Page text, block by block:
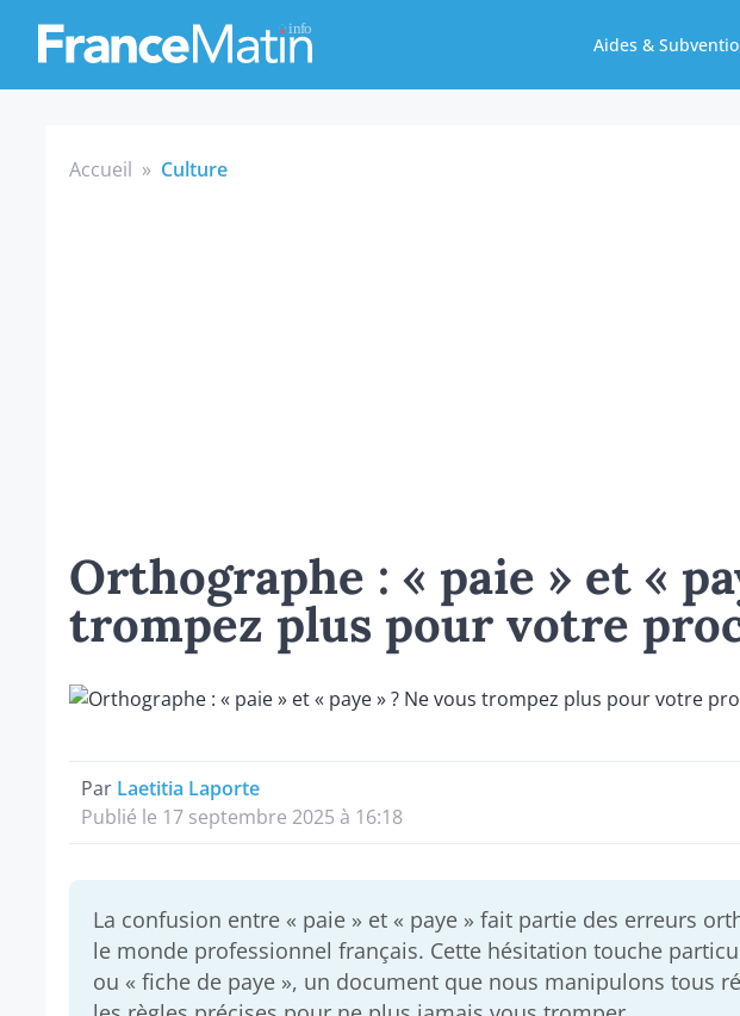
Aides &
Accueil » Culture
Orthographe : « paie » et «
trompez plus pour votre
Par Laetitia Laporte
Publié le 17 septembre 2025 à 16:18
La confusion entre « paie » et « paye » fait partie des erreurs
le monde professionnel français. Cette hésitation touche
ou « fiche de paye », un document que nous manipulons tous